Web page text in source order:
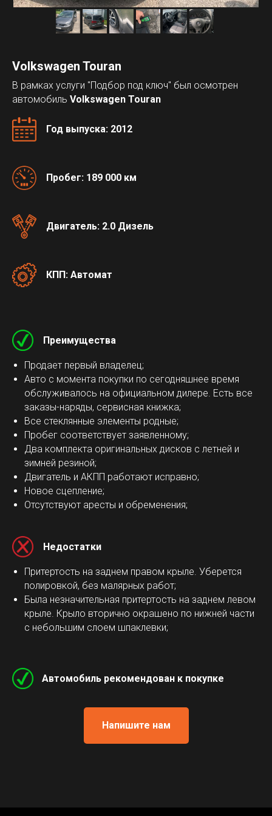
Volkswagen Touran
В рамках услуги "Подбор под ключ" был осмотрен
автомобиль Volkswagen Touran
Год выпуска: 2012
Пробег: 189 000 км
Двигатель: 2.0 Дизель
КПП: Автомат
Преимущества
Продает первый владелец;
Авто с момента покупки по сегодняшнее время
обслуживалось на официальном дилере. Есть все
заказы-наряды, сервисная книжка;
Все стеклянные элементы родные;
Пробег соответствует заявленному;
Два комплекта оригинальных дисков с летней и
зимней резиной;
Двигатель и АКПП работают исправно;
Новое сцепление;
Отсутствуют аресты и обременения;
Недостатки
Притертость на заднем правом крыле. Уберется
полировкой, без малярных работ;
Была незначительная притертость на заднем левом
крыле. Крыло вторично окрашено по нижней части
с небольшим слоем шпаклевки;
Автомобиль рекомендован к покупке
Напишите нам